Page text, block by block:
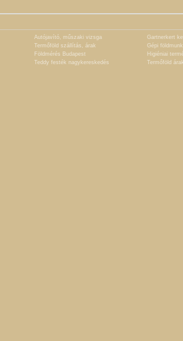
Autójavító, műszaki vizsga
Gartnerkert
Termőföld szállítás, árak
Gépi
Földmérés Budapest
Higiéniai
Teddy festék nagykereskedés Termőföld